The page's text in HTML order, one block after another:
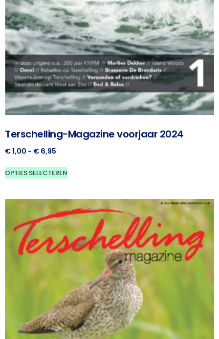
Terschelling-Magazine voorjaar 2024
€1,00 - € 6,95
OPTIES SELECTEREN